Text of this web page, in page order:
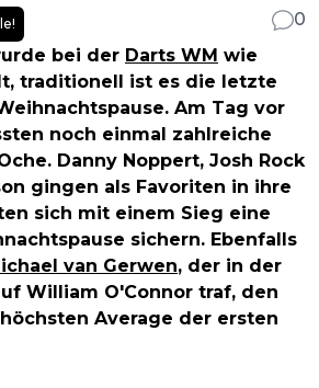
0
bei der Darts WM wie
traditionell ist es die letzte
Am Tag vor
noch einmal zahlreiche
Danny Noppert, Josh Rock
gingen als Favoriten in ihre
sich mit einem Sieg eine
sichern. Ebenfalls
van Gerwen, der in der
William O'Connor traf, den
Average der ersten